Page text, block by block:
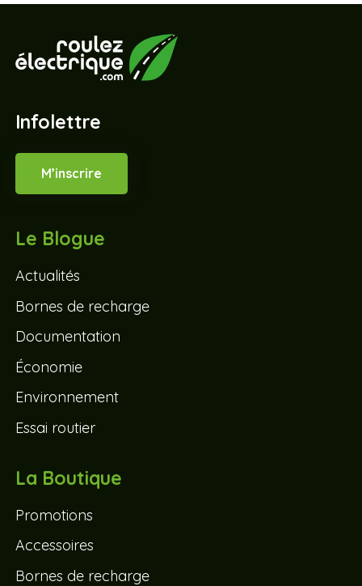
Infolettre
M’inscrire
Le Blogue
Actualités
Bornes de recharge
Documentation
Économie
Environnement
Essai routier
La Boutique
Promotions
Accessoires
Bornes de recharge